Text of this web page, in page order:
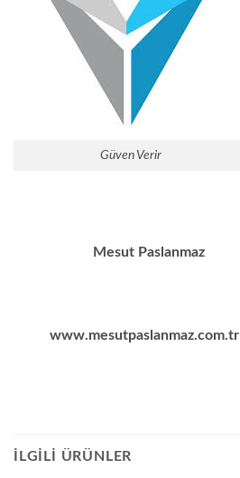
Güven Verir
Mesut Paslanmaz
www.mesutpaslanmaz.com.tr
İLGILI ÜRÜNLER